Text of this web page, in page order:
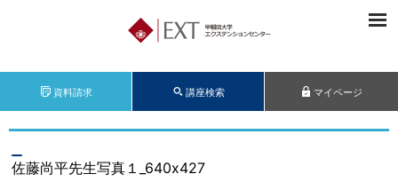
資料請求 講座検索 マイページ
佐藤尚平先生写真１_640x427